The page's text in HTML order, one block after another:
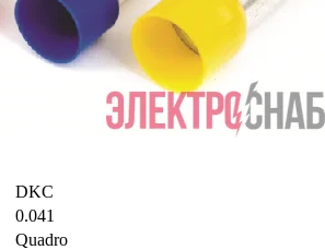
DKC
0.041
Quadro